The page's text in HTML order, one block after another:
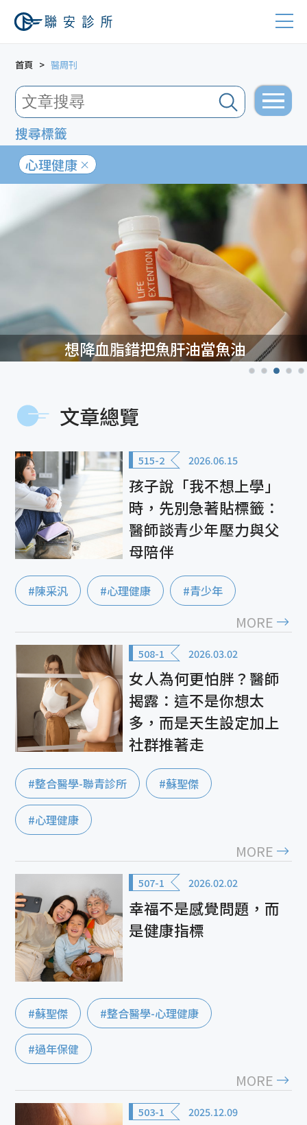
首頁 醫周刊
搜尋標籤
心理健康
想降血脂錯把魚肝油當魚油
文章總覽
515-2 2026.06.15
孩子說「我不想上學」
時，先別急著貼標籤：
醫師談青少年壓力與父
母陪伴
#陳采汎 #心理健康 #青少年
MORE
508-1 2026.03.02
女人為何更怕胖？醫師
揭露：這不是你想太
多，而是天生設定加上
社群推著走
#整合醫學-聯青診所 #蘇聖傑
#心理健康
MORE
507-1 2026.02.02
幸福不是感覺問題，而
是健康指標
#蘇聖傑 #整合醫學-心理健康
#過年保健
MORE
503-1 2025.12.09